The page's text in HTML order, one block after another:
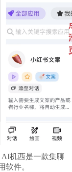
机西是一款集聊
软件。